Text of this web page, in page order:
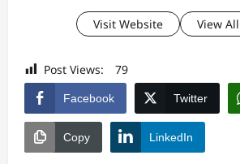
Visit Website View
Post Views: 79
Facebook Twitter
Copy LinkedIn